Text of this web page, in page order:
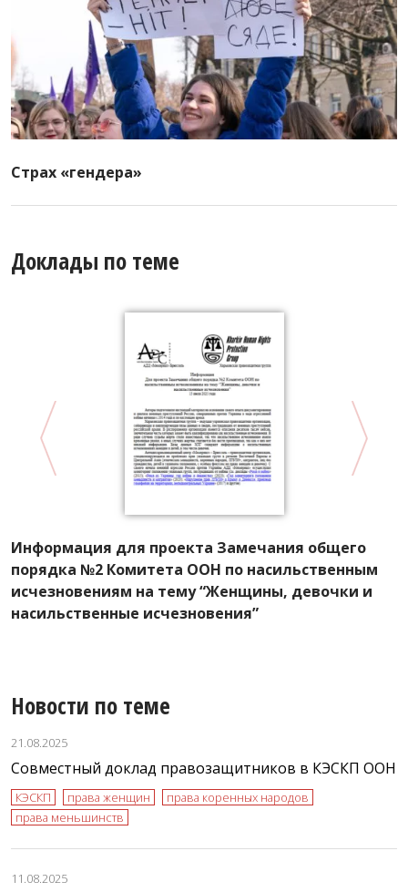
Страх «гендера»
Доклады по теме
Информация для проекта Замечания общего
порядка №2 Комитета ООН по насильственным
исчезновениям на тему “Женщины, девочки и
насильственные исчезновения”
Новости по теме
21.08.2025
Совместный доклад правозащитников в КЭСКП ООН
КЭСКП права женщин
права коренных народов
права меньшинств
11.08.2025